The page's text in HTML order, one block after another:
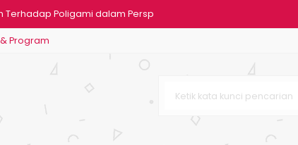
Terhadap Poligami dalam Persp
Jaminan
Fithri dan Idul Adlha
Indah
Program